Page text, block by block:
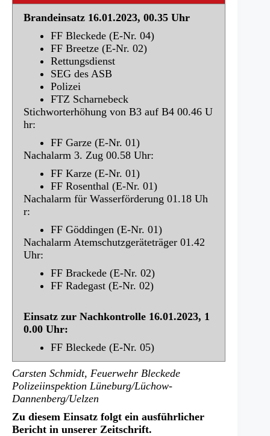
Brandeinsatz 16.01.2023, 00.35 Uhr
FF Bleckede (E-Nr. 04)
FF Breetze (E-Nr. 02)
Rettungsdienst
SEG des ASB
Polizei
FTZ Scharnebeck
Stichworterhöhung von B3 auf B4 00.46 U
hr:
FF Garze (E-Nr. 01)
Nachalarm 3. Zug 00.58 Uhr:
FF Karze (E-Nr. 01)
FF Rosenthal (E-Nr. 01)
Nachalarm für Wasserförderung 01.18 Uh
r:
FF Göddingen (E-Nr. 01)
Nachalarm Atemschutzgeräteträger 01.42
Uhr:
FF Brackede (E-Nr. 02)
FF Radegast (E-Nr. 02)
Einsatz zur Nachkontrolle 16.01.2023, 1
0.00 Uhr:
FF Bleckede (E-Nr. 05)
Carsten Schmidt, Feuerwehr Bleckede
Polizeiinspektion Lüneburg/Lüchow-
Dannenberg/Uelzen
Zu diesem Einsatz folgt ein ausführlicher
Bericht in unserer Zeitschrift.